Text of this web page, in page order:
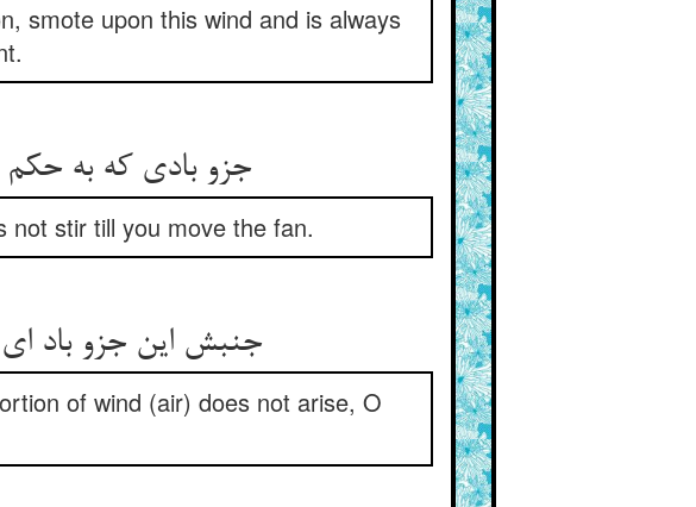
smote upon this wind and is always
جزو بادی که به
not stir till you move the fan.
جنبش این جزو باد
of wind (air) does not arise, O